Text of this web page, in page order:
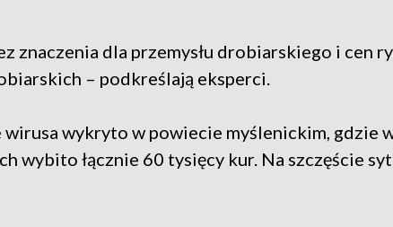
znaczenia dla przemysłu drobiarskiego i cen
– podkreślają eksperci.
wirusa wykryto w powiecie myślenickim, gdzie
wybito łącznie 60 tysięcy kur. Na szczęście